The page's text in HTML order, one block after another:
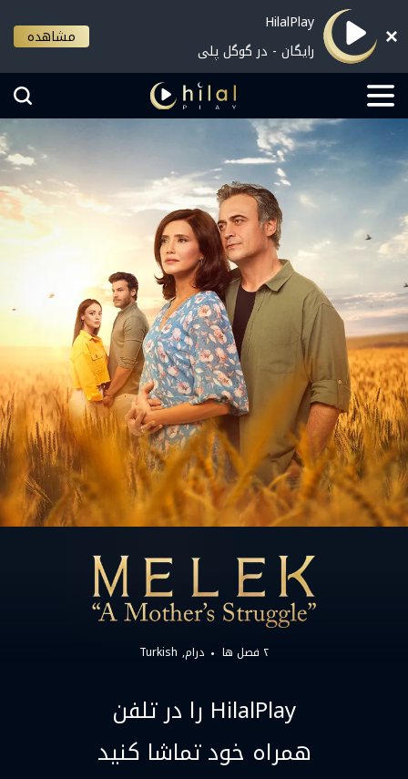
HilalPlay
رایگان - در گوگل پلی
مشاهده
۲ فصل ها درام Turkish
HilalPlay را در تلفن
همراه خود تماشا کنید